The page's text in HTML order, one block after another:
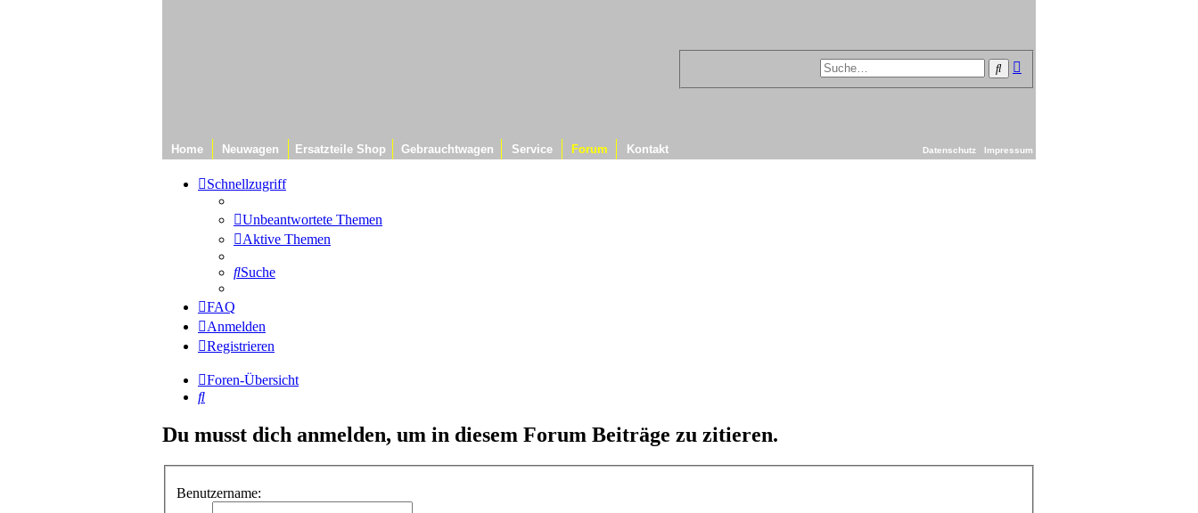
Suche
Home Neuwagen Ersatzteile Shop Gebrauchtwagen Service Forum Kontakt Datenschutz Impressum
Schnellzugriff
Unbeantwortete Themen
Aktive Themen
Suche
FAQ
Anmelden
Registrieren
Foren-Übersicht
Suche
Du musst dich anmelden, um in diesem Forum Beiträge zu zitieren.
Benutzername: